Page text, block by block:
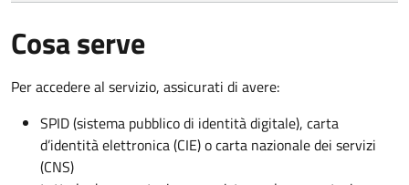
Cosa serve
Per accedere al servizio, assicurati di avere:
SPID (sistema pubblico di identità digitale), carta
d’identità elettronica (CIE) o carta nazionale dei servizi
(CNS)